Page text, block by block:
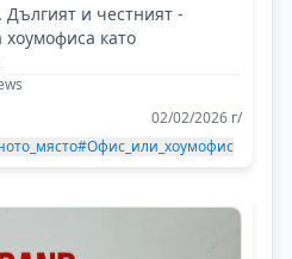
Дългият и честният -
като
02/02/2026 г/
#Офис_или_хоумофис